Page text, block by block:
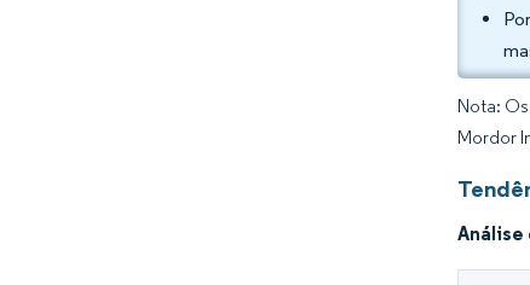
Nota:
Mordor
Análise